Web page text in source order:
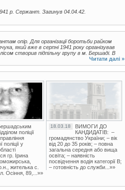
р. Сержант. Загинув 04.04.42.
опір. Для організації боротьби райком
який вже в серпні 1941 року організував
створив підпільну групу в м. Бершаді. В
Читати далі »
поліції
поліції у
гр. Ірина
жителька с.
Осіння, 89,...»»
18.03.18
ВИМОГИ ДО
КАНДИДАТІВ: –
громадянство України; – вік
від 20 до 35 років; – повна
загальна середня або вища
освіта; – наявність
посвідчення водія категорії В;
– готовність до служби...»»